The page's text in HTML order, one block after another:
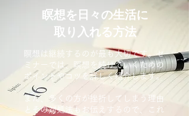
瞑想を日々の生活に
取り入れる方法
瞑想は継続するのが最も大切です。セ
ミナーでは、瞑想を続けていくための
ポイントやコツを詳しく紹介します。
また、多くの方が挫折してしまう理由
とその対処法もお伝えするので、
これ